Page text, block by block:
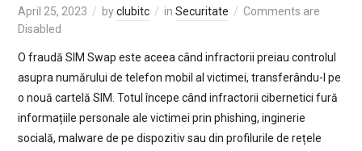
April 25, 2023 byclubitc in Securitate
Comments are
Disabled
O fraudă SIM Swap este aceea când infractorii preiau controlul
asupra numărului de telefon mobil al victimei, transferându-l pe
o nouă cartelă SIM. Totul începe când infractorii cibernetici fură
informațiile personale ale victimei prin phishing, inginerie
socială, malware de pe dispozitiv sau din profilurile de rețele